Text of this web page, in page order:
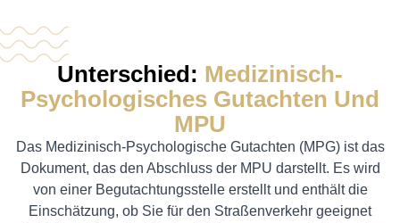
Unterschied: Medizinisch-
Psychologisches Gutachten Und
MPU
Das Medizinisch-Psychologische Gutachten (MPG) ist das
Dokument, das den Abschluss der MPU darstellt. Es wird
von einer Begutachtungsstelle erstellt und enthält die
Einschätzung, ob Sie für den Straßenverkehr geeignet